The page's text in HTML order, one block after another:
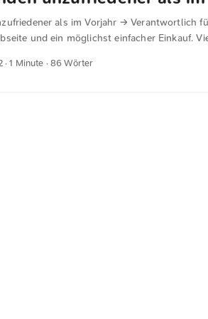
ihrem Fokus auf Vectoring richtig lag, bis
als im Vorjahr → Verantwortlich
und ein möglichst einfacher Einkauf.
verwundert mich keineswegs, Produkte sind
· 1 Minute · 86 Wörter